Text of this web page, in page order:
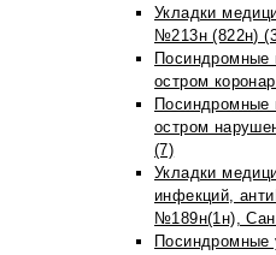
Укладки
№213н (822н)
Посиндромные
остром
Посиндромные
остром
(7)
Укладки
инфекций,
№189н(1н),
Посиндромные